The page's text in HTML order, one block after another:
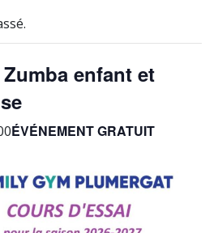
enfant et
ÉVÉNEMENT GRATUIT